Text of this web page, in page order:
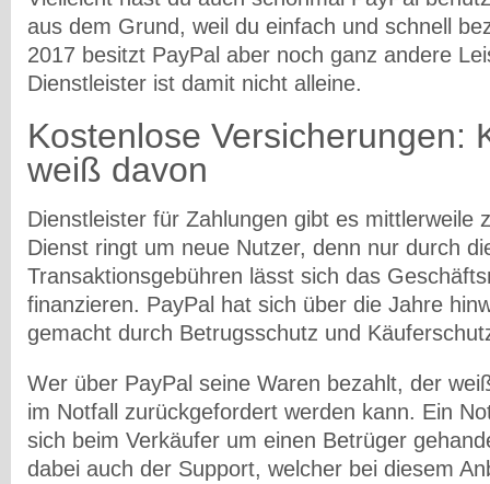
aus dem Grund, weil du einfach und schnell
2017 besitzt PayPal aber noch ganz andere
Dienstleister ist damit nicht alleine.
Kostenlose Versicherungen:
weiß davon
Dienstleister für Zahlungen gibt es mittlerweile
Dienst ringt um neue Nutzer, denn nur durch
Transaktionsgebühren lässt sich das
finanzieren. PayPal hat sich über die Jahre
gemacht durch Betrugsschutz und
Wer über PayPal seine Waren bezahlt, der
im Notfall zurückgefordert werden kann. Ein
sich beim Verkäufer um einen Betrüger
dabei auch der Support, welcher bei diesem